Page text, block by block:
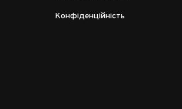
Конфіденційність